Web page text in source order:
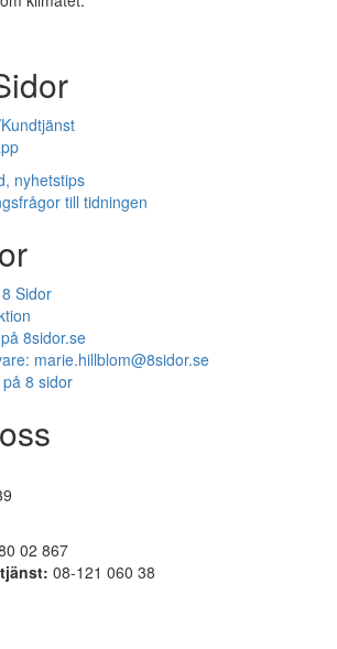
nyhetstips
till tidningen
Sidor
8sidor.se
marie.hillblom@8sidor.se
8 sidor
02 867
08-121 060 38